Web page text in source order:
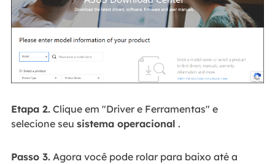
Etapa 2.Clique em "Driver e Ferramentas" e
selecione seu sistema operacional .
Passo 3.Agora você pode rolar para baixo até a